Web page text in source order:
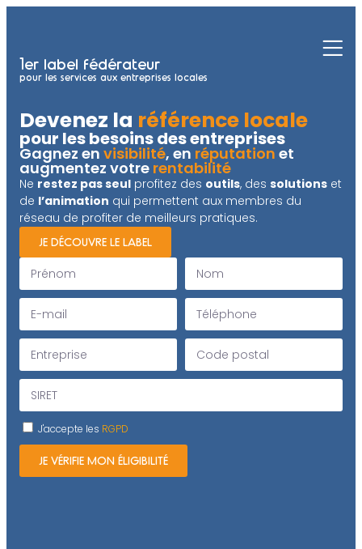
1er label fédérateur
pour les services aux entreprises locales
Devenez la référence locale
pour les besoins des entreprises
Gagnez en visibilité, en réputation et
augmentez votre rentabilité
Ne restez pas seul profitez des outils, des solutions et
de l’animation qui permettent aux membres du
réseau de profiter de meilleurs pratiques.
JE DÉCOUVRE LE LABEL
J'accepte les RGPD
JE VÉRIFIE MON ÉLIGIBILITÉ